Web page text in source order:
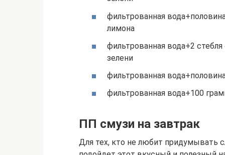
фильтрованная
лимона
фильтрованная вода+2
зелени
фильтрованная
фильтрованная вода+100
ПП смузи на завтрак
Для тех, кто не любит придумывать